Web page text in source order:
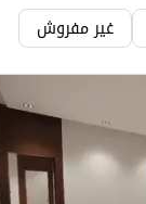
غير مفروش